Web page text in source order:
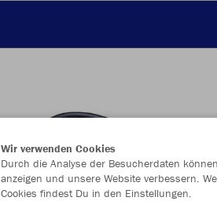
Wir verwenden Cookies
Durch die Analyse der Besucherdaten
anzeigen und unsere Website verbessern.
Cookies findest Du in den Einstellungen.